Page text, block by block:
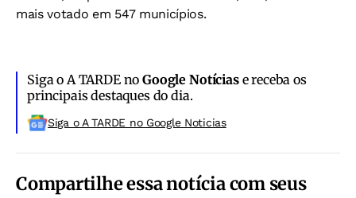
mais votado em 547 municípios.
Siga o A TARDE noGoogle Notíciase receba os
principais destaques do dia.
Siga o A TARDE no Google Noticias
Compartilhe essa notícia com seus